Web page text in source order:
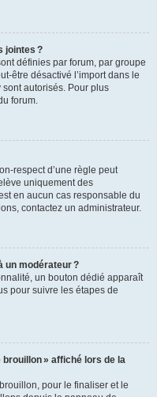
jointes ?
définies par forum, par groupe
être désactivé l’import dans le
autorisés. Pour plus
forum.
respect d’une règle peut
uniquement des
en aucun cas responsable du
contactez un administrateur.
un modérateur ?
un bouton dédié apparaît
pour suivre les étapes de
» affiché lors de la
pour le finaliser et le